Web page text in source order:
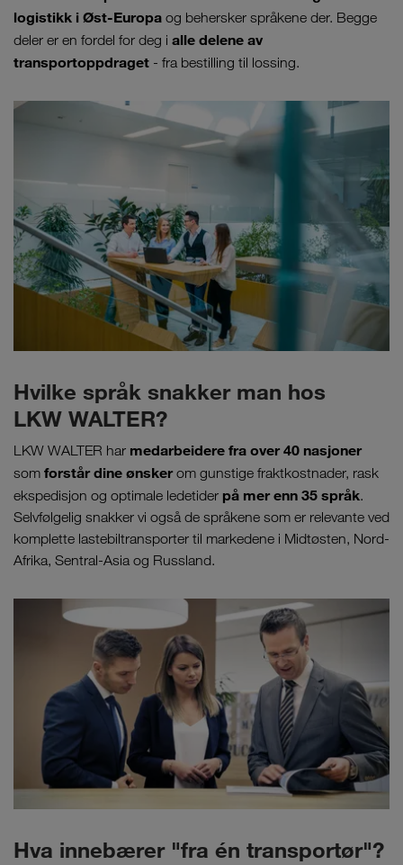
logistikk i Øst-Europa og behersker språkene der. Begge
deler er en fordel for deg i alle delene av
transportoppdraget - fra bestilling til lossing.
Hvilke språk snakker man hos
LKW WALTER?
LKW WALTER har medarbeidere fra over 40 nasjoner
som forstår dine ønskerom gunstige fraktkostnader, rask
ekspedisjon og optimale ledetider på mer enn 35 språk.
Selvfølgelig snakker vi også de språkene som er relevante ved
komplette lastebiltransporter til markedene i Midtøsten, Nord-
Afrika, Sentral-Asia og Russland.
Hva innebærer "fra én transportør"?